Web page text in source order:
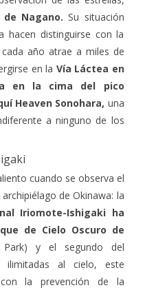
de las estrellas,
Nagano. Su situación
hacen distinguirse con la
cada año atrae a miles de
en la Vía Láctea en
en la cima del pico
Heaven Sonohara, una
a ninguno de los
cuando se observa el
de Okinawa: la
Iriomote-Ishigaki ha
de Cielo Oscuro de
Park) y el segundo del
ilimitadas al cielo, este